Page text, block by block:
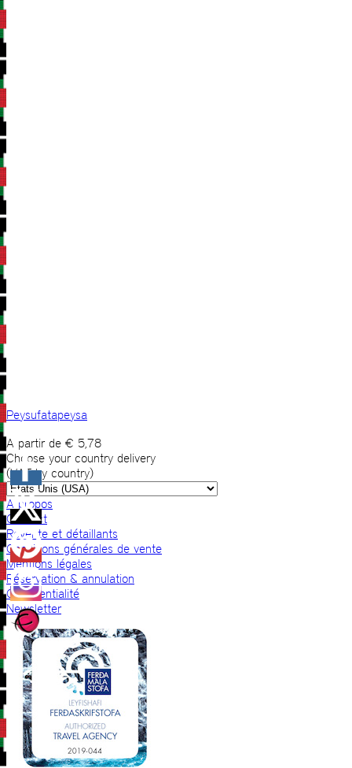
Peysufatapeysa
A partir de € 5,78
Choose your country delivery
(VAT by country)
A propos
Contact
Revente et détaillants
Conditions générales de vente
Mentions légales
Réservation & annulation
Confidentialité
Newsletter